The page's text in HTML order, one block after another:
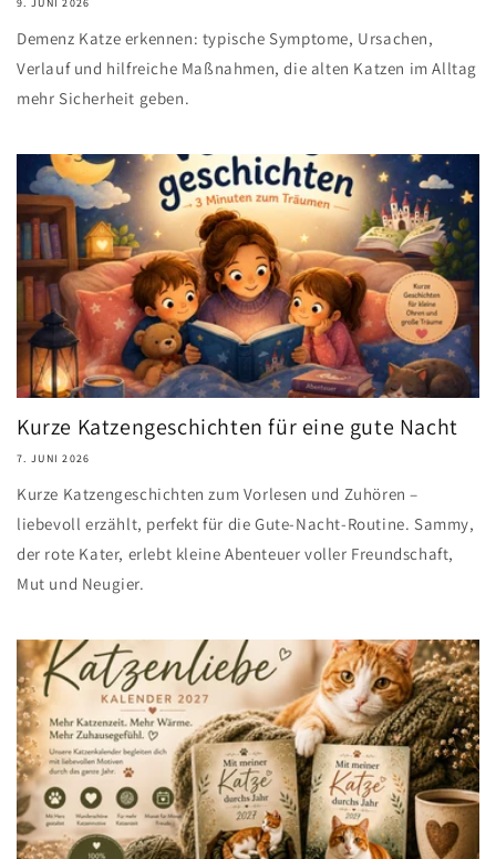
Demenz Katze erkennen: typische Symptome, Ursachen,
Verlauf und hilfreiche Maßnahmen, die alten Katzen im Alltag
mehr Sicherheit geben.
Kurze Katzengeschichten für eine gute Nacht
7. JUNI 2026
Kurze Katzengeschichten zum Vorlesen und Zuhören –
liebevoll erzählt, perfekt für die Gute-Nacht-Routine. Sammy,
der rote Kater, erlebt kleine Abenteuer voller Freundschaft,
Mut und Neugier.